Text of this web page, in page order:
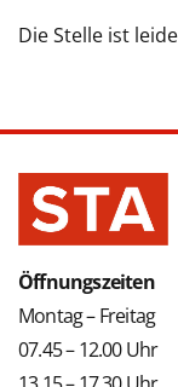
Die Stelle ist
Öffnungszeiten
Montag – Freitag
07.45 – 12.00 Uhr